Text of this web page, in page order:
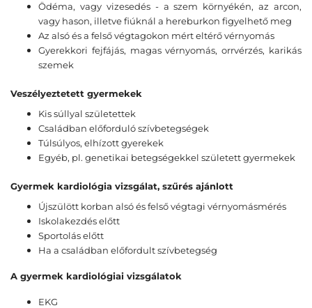
Ödéma, vagy vizesedés - a szem környékén, az arcon,
vagy hason, illetve fiúknál a hereburkon figyelhető meg
Az alsó és a felső végtagokon mért eltérő vérnyomás
Gyerekkori fejfájás, magas vérnyomás, orrvérzés, karikás
szemek
Veszélyeztetett gyermekek
Kis súllyal születettek
Családban előforduló szívbetegségek
Túlsúlyos, elhízott gyerekek
Egyéb, pl. genetikai betegségekkel született gyermekek
Gyermek kardiológia vizsgálat, szűrés ajánlott
Újszülött korban alsó és felső végtagi vérnyomásmérés
Iskolakezdés előtt
Sportolás előtt
Ha a családban előfordult szívbetegség
A gyermek kardiológiai vizsgálatok
EKG